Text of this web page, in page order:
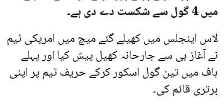
میں 4 گول سے شکست دے دی ہے۔
لاس اینجلس میں کھیلے گئے میچ میں امریکی ٹیم
نے آغاز ہی سے جارحانہ کھیل پیش کیا اور پہلے
ہاف میں تین گول اسکور کرکے حریف ٹیم پر اپنی
برتری قائم کی۔